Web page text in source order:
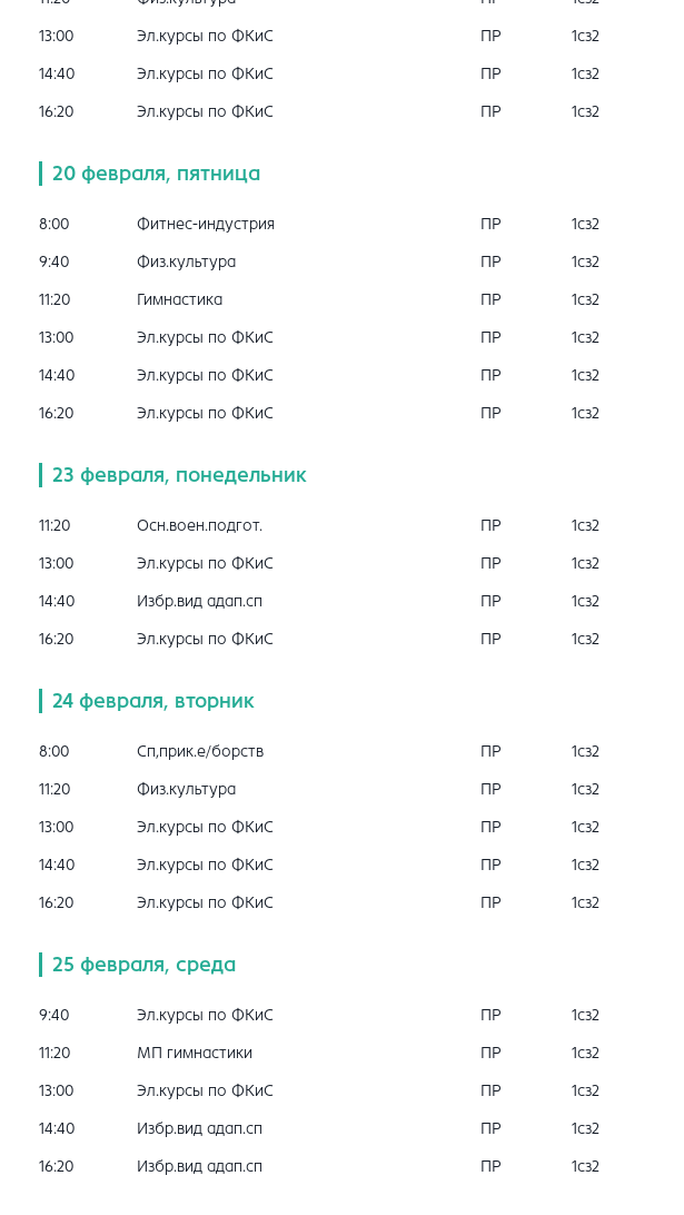
13:00 Эл.курсы по ФКиС ПР 1сз2
14:40 Эл.курсы по ФКиС ПР 1сз2
16:20 Эл.курсы по ФКиС ПР 1сз2
20 февраля, пятница
8:00 Фитнес-индустрия ПР 1сз2
9:40 Физ.культура ПР 1сз2
11:20 Гимнастика ПР 1сз2
13:00 Эл.курсы по ФКиС ПР 1сз2
14:40 Эл.курсы по ФКиС ПР 1сз2
16:20 Эл.курсы по ФКиС ПР 1сз2
23 февраля, понедельник
11:20 Осн.воен.подгот. ПР 1сз2
13:00 Эл.курсы по ФКиС ПР 1сз2
14:40 Избр.вид адап.сп ПР 1сз2
16:20 Эл.курсы по ФКиС ПР 1сз2
24 февраля, вторник
8:00 Сп,прик.е/борств ПР 1сз2
11:20 Физ.культура ПР 1сз2
13:00 Эл.курсы по ФКиС ПР 1сз2
14:40 Эл.курсы по ФКиС ПР 1сз2
16:20 Эл.курсы по ФКиС ПР 1сз2
25 февраля, среда
9:40 Эл.курсы по ФКиС ПР 1сз2
11:20 МП гимнастики ПР 1сз2
13:00 Эл.курсы по ФКиС ПР 1сз2
14:40 Избр.вид адап.сп ПР 1сз2
16:20 Избр.вид адап.сп ПР 1сз2